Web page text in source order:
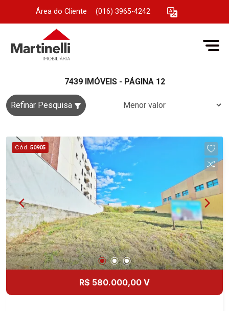
Área do Cliente (016) 3965-4242
7439 IMÓVEIS - PÁGINA 12
Refinar Pesquisa
Cód. 50905
R$ 580.000,00 V